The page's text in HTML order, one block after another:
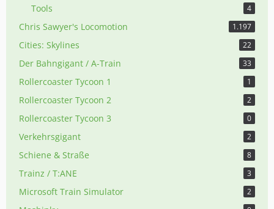
Tools 4
Chris Sawyer's Locomotion 1.197
Cities: Skylines 22
Der Bahngigant / A-Train 33
Rollercoaster Tycoon 1 1
Rollercoaster Tycoon 2 2
Rollercoaster Tycoon 3 0
Verkehrsgigant 2
Schiene & Straße 8
Trainz / T:ANE 3
Microsoft Train Simulator 2